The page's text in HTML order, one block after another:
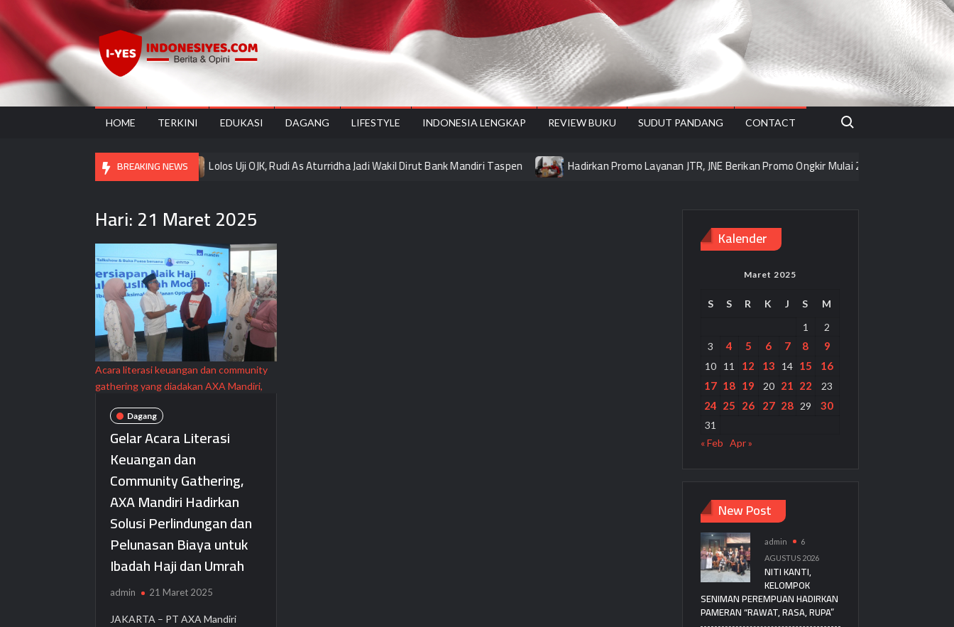
to
content
Indonesiyes
HOME TERKINI EDUKASI DAGANG LIFESTYLE INDONESIA LENGKAP REVIEW BUKU SUDUT PANDANG CONTACT
Search for:
BREAKING NEWS
“Rawat, Rasa, Rupa” Lolos Uji OJK, Rudi As Aturridha Jadi Wakil Dirut Bank Mandiri Taspen Hadirkan Promo Layanan JTR, JNE Berikan Promo Ongkir Mulai 2.000/kg ke seluruh Pulau
Hari:21 Maret 2025
Acara literasi keuangan dan community
gathering yang diadakan AXA Mandiri,
Dagang
Gelar Acara Literasi
Keuangan dan
Community Gathering,
AXA Mandiri Hadirkan
Solusi Perlindungan dan
Pelunasan Biaya untuk
Ibadah Haji dan Umrah
admin 21 Maret 2025
JAKARTA – PT AXA Mandiri
Kalender
Maret 2025
S S R K J S
M
1
2
3
4 5 6 7 8 9
10 11 12 13 14 15
16
17 18 19 20 21 22 23
24 25 26 27 28 29 30
31
« Feb Apr »
New Post
admin
6
AGUSTUS 2026
NITI KANTI,
KELOMPOK
SENIMAN PEREMPUAN HADIRKAN
PAMERAN “RAWAT, RASA, RUPA”